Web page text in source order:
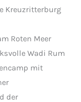
Kreuzritterburg
Roten Meer
Wadi Rum
mit
der